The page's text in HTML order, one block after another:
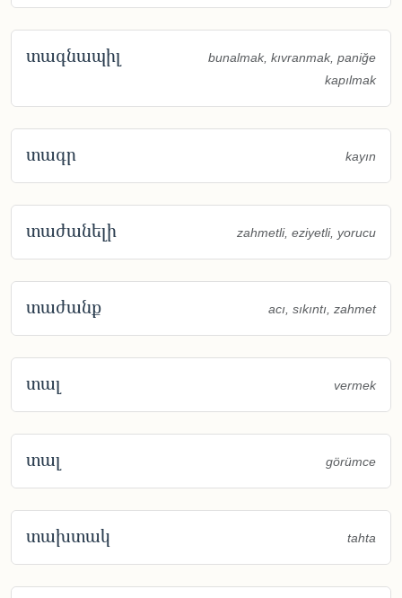
տագնապիլ
bunalmak, kıvranmak, paniğe
kapılmak
տագր kayın
տաժանելի zahmetli, eziyetli, yorucu
տաժանք acı, sıkıntı, zahmet
տալ vermek
տալ görümce
տախտակ tahta